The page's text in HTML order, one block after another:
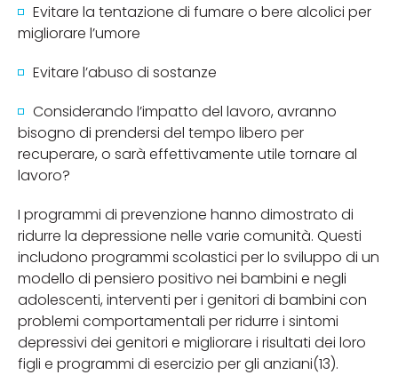
Evitare la tentazione di fumare o bere alcolici per
migliorare l’umore
Evitare l’abuso di sostanze
Considerando l’impatto del lavoro, avranno
bisogno di prendersi del tempo libero per
recuperare, o sarà effettivamente utile tornare al
lavoro?
I programmi di prevenzione hanno dimostrato di
ridurre la depressione nelle varie comunità. Questi
includono programmi scolastici per lo sviluppo di un
modello di pensiero positivo nei bambini e negli
adolescenti, interventi per i genitori di bambini con
problemi comportamentali per ridurre i sintomi
depressivi dei genitori e migliorare i risultati dei loro
figli e programmi di esercizio per gli anziani(13).